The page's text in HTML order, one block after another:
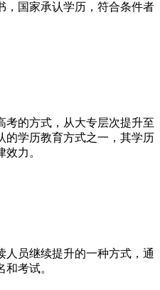
，国家承认学历，符合条件者
的方式，从大专层次提升至
的学历教育方式之一，其学历
力。
员继续提升的一种方式，通
考试。